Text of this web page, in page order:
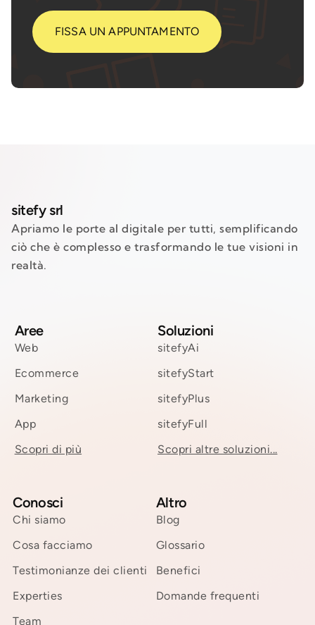
FISSA UN APPUNTAMENTO
sitefy srl
Apriamo le porte al digitale per tutti, semplificando
ciò che è complesso e trasformando le tue visioni in
realtà.
Aree
Web
Ecommerce
Marketing
App
Scopri di più
Soluzioni
sitefyAi
sitefyStart
sitefyPlus
sitefyFull
Scopri altre soluzioni...
Conosci
Chi siamo
Cosa facciamo
Testimonianze dei clienti
Experties
Team
Altro
Blog
Glossario
Benefici
Domande frequenti